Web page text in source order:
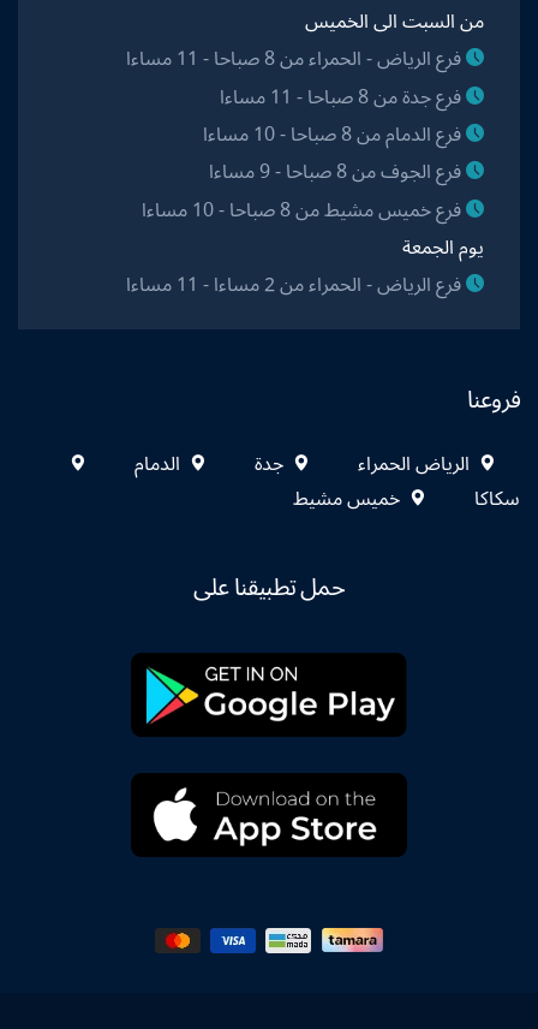
من السبت الى الخميس
فرع الرياض - الحمراء من 8 صباحا - 11 مساءا
فرع جدة من 8 صباحا - 11 مساءا
فرع الدمام من 8 صباحا - 10 مساءا
فرع الجوف من 8 صباحا - 9 مساءا
فرع خميس مشيط من 8 صباحا - 10 مساءا
يوم الجمعة
فرع الرياض - الحمراء من 2 مساءا - 11 مساءا
فروعنا
الرياض الحمراء جدة
الدمام
سكاكا
خميس مشيط
حمل تطبيقنا على